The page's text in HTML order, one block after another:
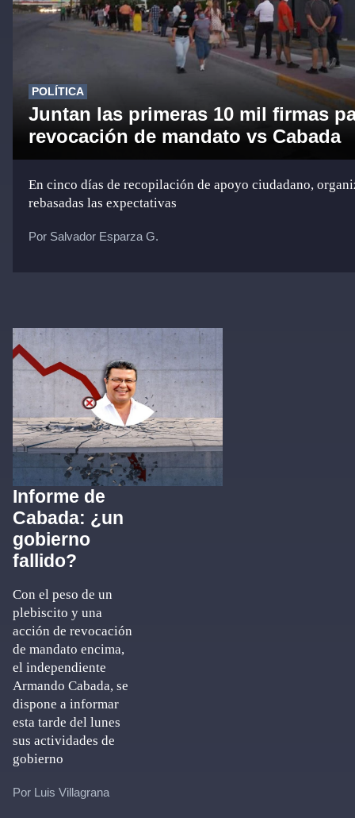
POLÍTICA
Juntan las primeras 10 mil firmas
revocación de mandato vs Cabada
En cinco días de recopilación de apoyo ciudadano,
rebasadas las expectativas
Por Salvador Esparza G.
Informe de
Cabada: ¿un
gobierno
fallido?
Con el peso de un
plebiscito y una
acción de revocación
de mandato encima,
el independiente
Armando Cabada, se
dispone a informar
esta tarde del lunes
sus actividades de
gobierno
Por Luis Villagrana